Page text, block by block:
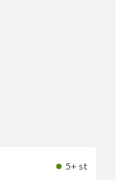
5+ st